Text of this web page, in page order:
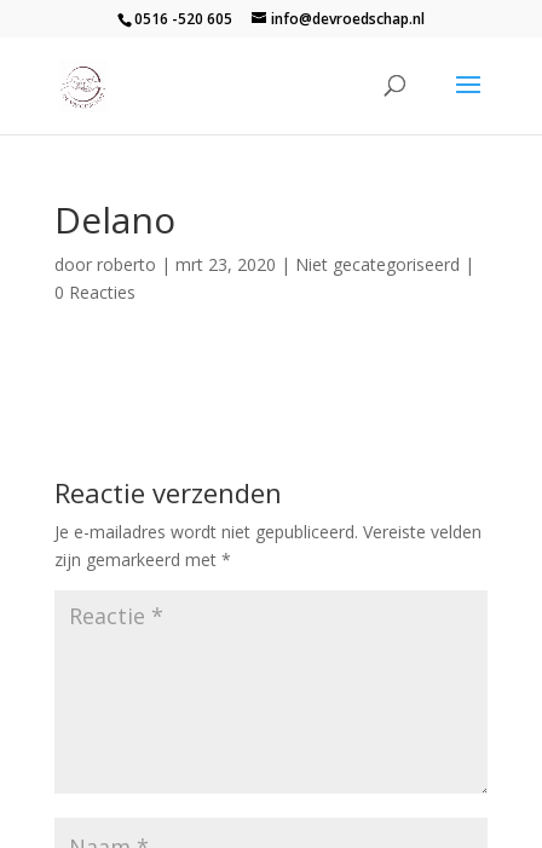
0516 -520 605 info@devroedschap.nl
Delano
door roberto | mrt 23, 2020 | Niet gecategoriseerd |
0 Reacties
Reactie verzenden
Je e-mailadres wordt niet gepubliceerd. Vereiste velden
zijn gemarkeerd met *